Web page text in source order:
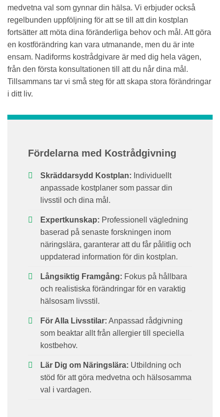
medvetna val som gynnar din hälsa. Vi erbjuder också
regelbunden uppföljning för att se till att din kostplan
fortsätter att möta dina föränderliga behov och mål. Att göra
en kostförändring kan vara utmanande, men du är inte
ensam. Nadiforms kostrådgivare är med dig hela vägen,
från den första konsultationen till att du når dina mål.
Tillsammans tar vi små steg för att skapa stora förändringar
i ditt liv.
Fördelarna med Kostrådgivning
Skräddarsydd Kostplan: Individuellt
anpassade kostplaner som passar din
livsstil och dina mål.
Expertkunskap: Professionell vägledning
baserad på senaste forskningen inom
näringslära, garanterar att du får pålitlig och
uppdaterad information för din kostplan.
Långsiktig Framgång: Fokus på hållbara
och realistiska förändringar för en varaktig
hälsosam livsstil.
För Alla Livsstilar: Anpassad rådgivning
som beaktar allt från allergier till speciella
kostbehov.
Lär Dig om Näringslära: Utbildning och
stöd för att göra medvetna och hälsosamma
val i vardagen.